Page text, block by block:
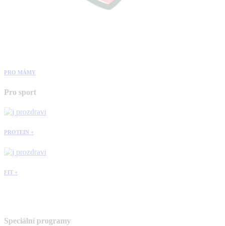
PRO MÁMY
Pro sport
PROTEIN +
FIT +
Speciální programy